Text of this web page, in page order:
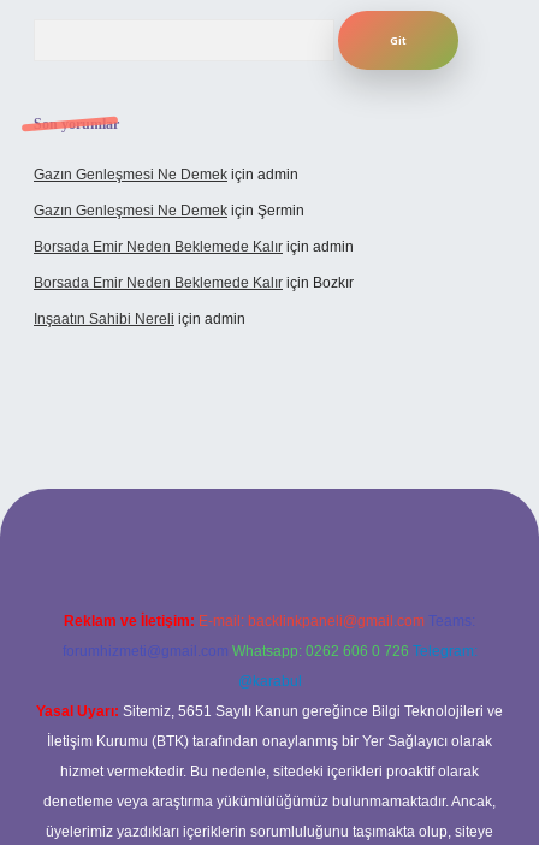
Son yorumlar
Gazın Genleşmesi Ne Demek için admin
Gazın Genleşmesi Ne Demek için Şermin
Borsada Emir Neden Beklemede Kalır için admin
Borsada Emir Neden Beklemede Kalır için Bozkır
Inşaatın Sahibi Nereli için admin
Reklam ve İletişim: E-mail: backlinkpaneli@gmail.com Teams:
forumhizmeti@gmail.com Whatsapp: 0262 606 0 726 Telegram:
@karabul
Yasal Uyarı: Sitemiz, 5651 Sayılı Kanun gereğince Bilgi Teknolojileri ve
İletişim Kurumu (BTK) tarafından onaylanmış bir Yer Sağlayıcı olarak
hizmet vermektedir. Bu nedenle, sitedeki içerikleri proaktif olarak
denetleme veya araştırma yükümlülüğümüz bulunmamaktadır. Ancak,
üyelerimiz yazdıkları içeriklerin sorumluluğunu taşımakta olup, siteye